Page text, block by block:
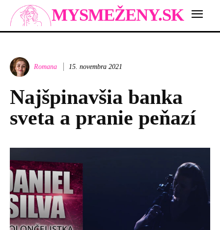
MYSMEŽENY.SK
Romana 15. novembra 2021
Najšpinavšia banka
sveta a pranie peňazí